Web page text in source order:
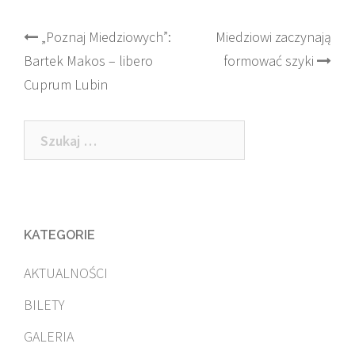
Post
navigation
„Poznaj Miedziowych”:
Bartek Makos – libero
Cuprum Lubin
Miedziowi zaczynają
formować szyki
Szukaj:
KATEGORIE
AKTUALNOŚCI
BILETY
GALERIA